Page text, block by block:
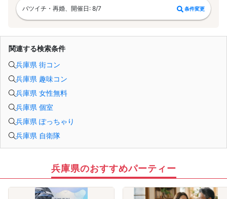
バツイチ・再婚、開催日: 8/7 条件変更
関連する検索条件
兵庫県 街コン
兵庫県 趣味コン
兵庫県 女性無料
兵庫県 個室
兵庫県 ぽっちゃり
兵庫県 自衛隊
兵庫県のおすすめパーティー